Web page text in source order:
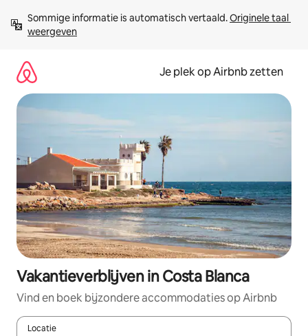
direct
naar
Sommige informatie is automatisch vertaald. Originele taal
weergeven
Je plek op Airbnb zetten
Vakantieverblijven in Costa Blanca
Vind en boek bijzondere accommodaties op Airbnb
Locatie